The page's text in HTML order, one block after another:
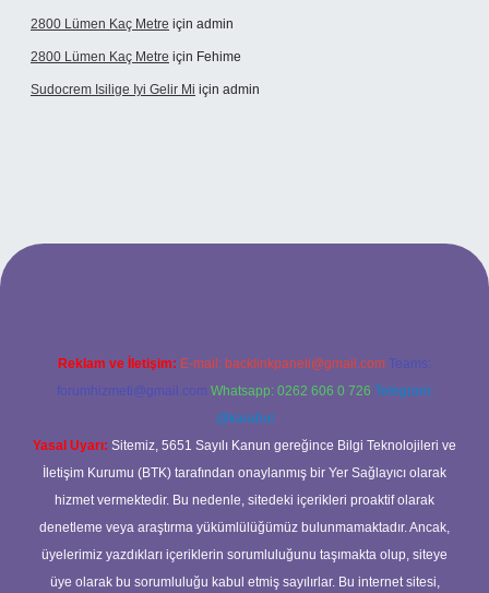
2800 Lümen Kaç Metre için admin
2800 Lümen Kaç Metre için Fehime
Sudocrem Isilige Iyi Gelir Mi için admin
opera bet giriş
Reklam ve İletişim: E-mail: backlinkpaneli@gmail.com Teams:
forumhizmeti@gmail.com Whatsapp: 0262 606 0 726 Telegram:
@karabul
Yasal Uyarı: Sitemiz, 5651 Sayılı Kanun gereğince Bilgi Teknolojileri ve
İletişim Kurumu (BTK) tarafından onaylanmış bir Yer Sağlayıcı olarak
hizmet vermektedir. Bu nedenle, sitedeki içerikleri proaktif olarak
denetleme veya araştırma yükümlülüğümüz bulunmamaktadır. Ancak,
üyelerimiz yazdıkları içeriklerin sorumluluğunu taşımakta olup, siteye
üye olarak bu sorumluluğu kabul etmiş sayılırlar. Bu internet sitesi,